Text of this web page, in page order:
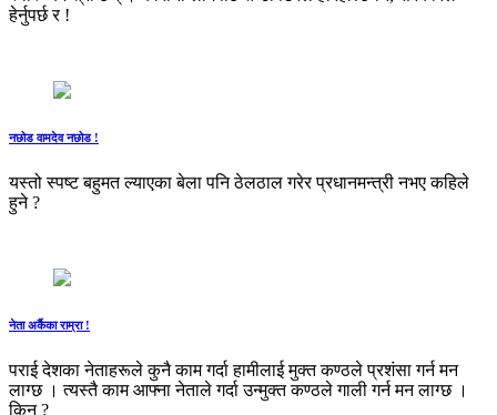
हेर्नुपर्छ र !
नछोड वामदेव नछोड !
यस्तो स्पष्ट बहुमत ल्याएका बेला पनि ठेलठाल गरेर प्रधानमन्त्री नभए कहिले
हुने ?
नेता अर्कैका राम्रा !
पराई देशका नेताहरूले कुनै काम गर्दा हामीलाई मुक्त कण्ठले प्रशंसा गर्न मन
लाग्छ । त्यस्तै काम आफ्ना नेताले गर्दा उन्मुक्त कण्ठले गाली गर्न मन लाग्छ ।
किन ?